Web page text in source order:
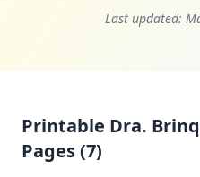
Last updated:
Printable Dra.
Pages (7)